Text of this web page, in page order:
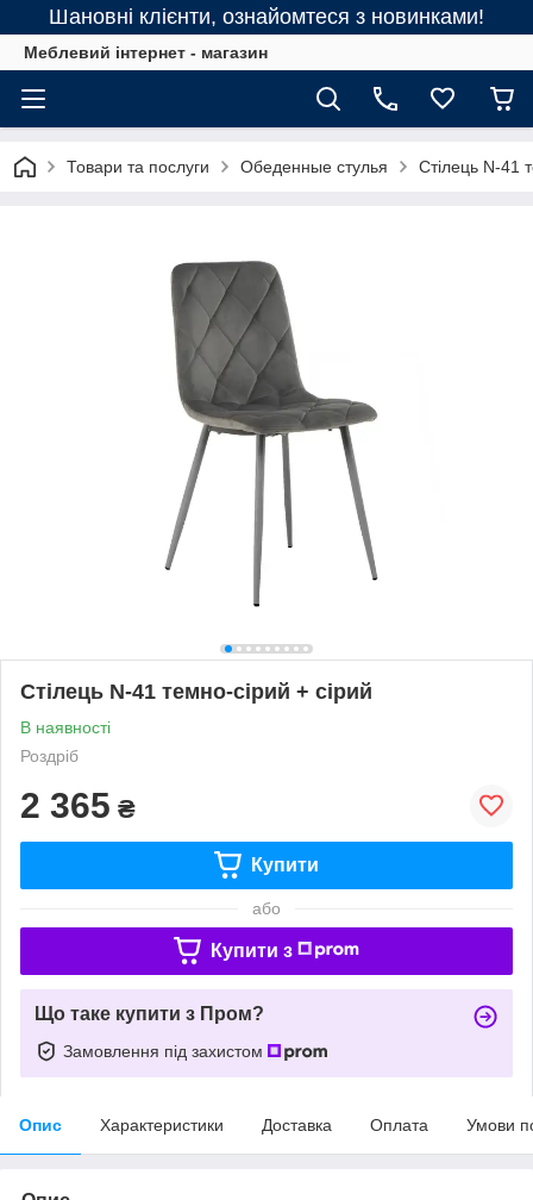
Шановні клієнти, ознайомтеся з новинками!
Меблевий інтернет - магазин
Товари та послуги Обеденные стулья Стілець N-41
Стілець N-41 темно-сірий + сірий
В наявності
Роздріб
2 365 ₴
Купити
або
Купити з
Що таке купити з Пром?
Замовлення під захистом
Опис Характеристики Доставка Оплата Умови